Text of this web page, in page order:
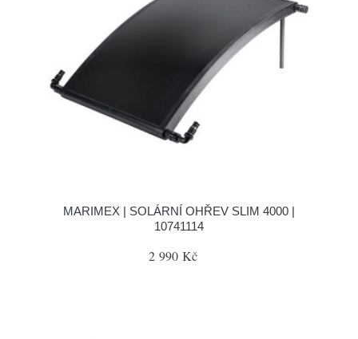
MARIMEX | SOLÁRNÍ OHŘEV SLIM 4000 |
10741114
2 990 Kč